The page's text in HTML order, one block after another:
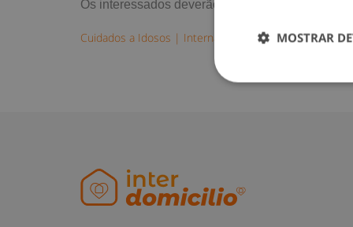
Os interessados deverão enviar o seu currículo
Cuidados a Idosos | Internas MOSTRAR